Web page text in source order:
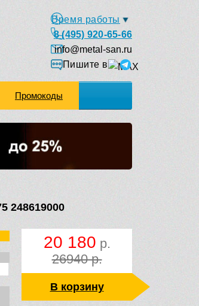
Время работы
8 (495) 920-65-66
info@metal-san.ru
Пишите в
Промокоды
248619000
20 180 р.
26940 р.
В корзину